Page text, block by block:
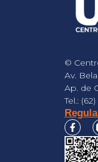
©
Av.
Ap. de
Tel.: